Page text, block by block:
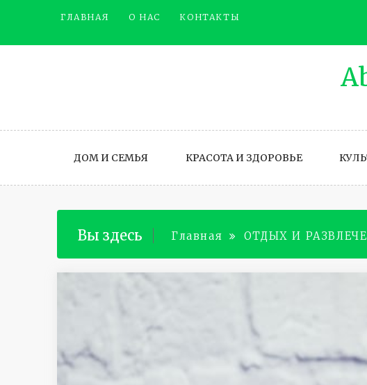
ГЛАВНАЯ О НАС КОНТАКТЫ
ДОМ И СЕМЬЯ КРАСОТА И ЗДОРОВЬЕ
Вы здесь Главная ОТДЫХ И